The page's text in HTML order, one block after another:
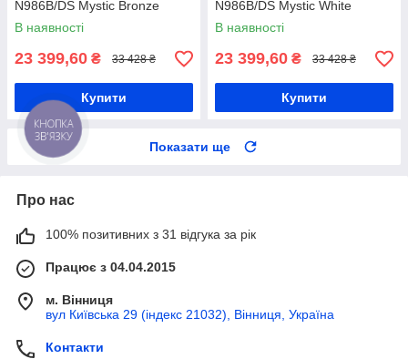
N986B/DS Mystic Bronze
Samsung Exynos 990 + 4300
мАг
В наявності
23 399,60 ₴ 33 428 ₴
Купити
N986B/DS Mystic White
Samsung Exynos 990 + 4300
мАг
В наявності
23 399,60 ₴ 33 428 ₴
Купити
Показати ще
Про нас
100% позитивних з 31 відгука за рік
Працює з 04.04.2015
м. Вінниця
вул Київська 29 (індекс 21032), Вінниця, Україна
Контакти
КНОПКА
ЗВ'ЯЗКУ